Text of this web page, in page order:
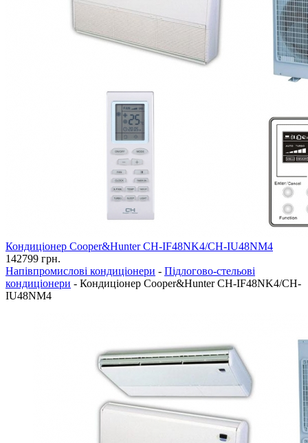
Кондиціонер Cooper&Hunter CH-IF48NK4/CH-IU48NM4
142799 грн.
Напівпромислові кондиціонери - Підлогово-стельові
кондиціонери - Кондиціонер Cooper&Hunter CH-IF48NK4/CH-
IU48NM4